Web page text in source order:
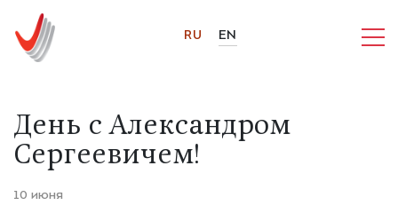
RU EN
День с Александром
Сергеевичем!
10 июня